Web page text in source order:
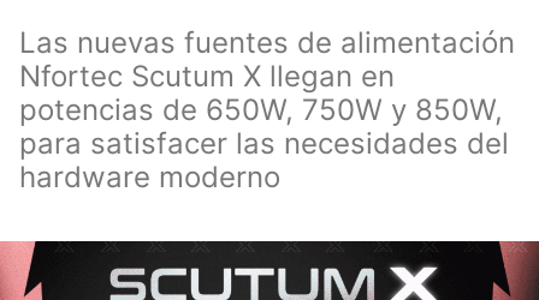
Las nuevas fuentes de alimentación
Nfortec Scutum X llegan en
potencias de 650W, 750W y 850W,
para satisfacer las necesidades del
hardware moderno